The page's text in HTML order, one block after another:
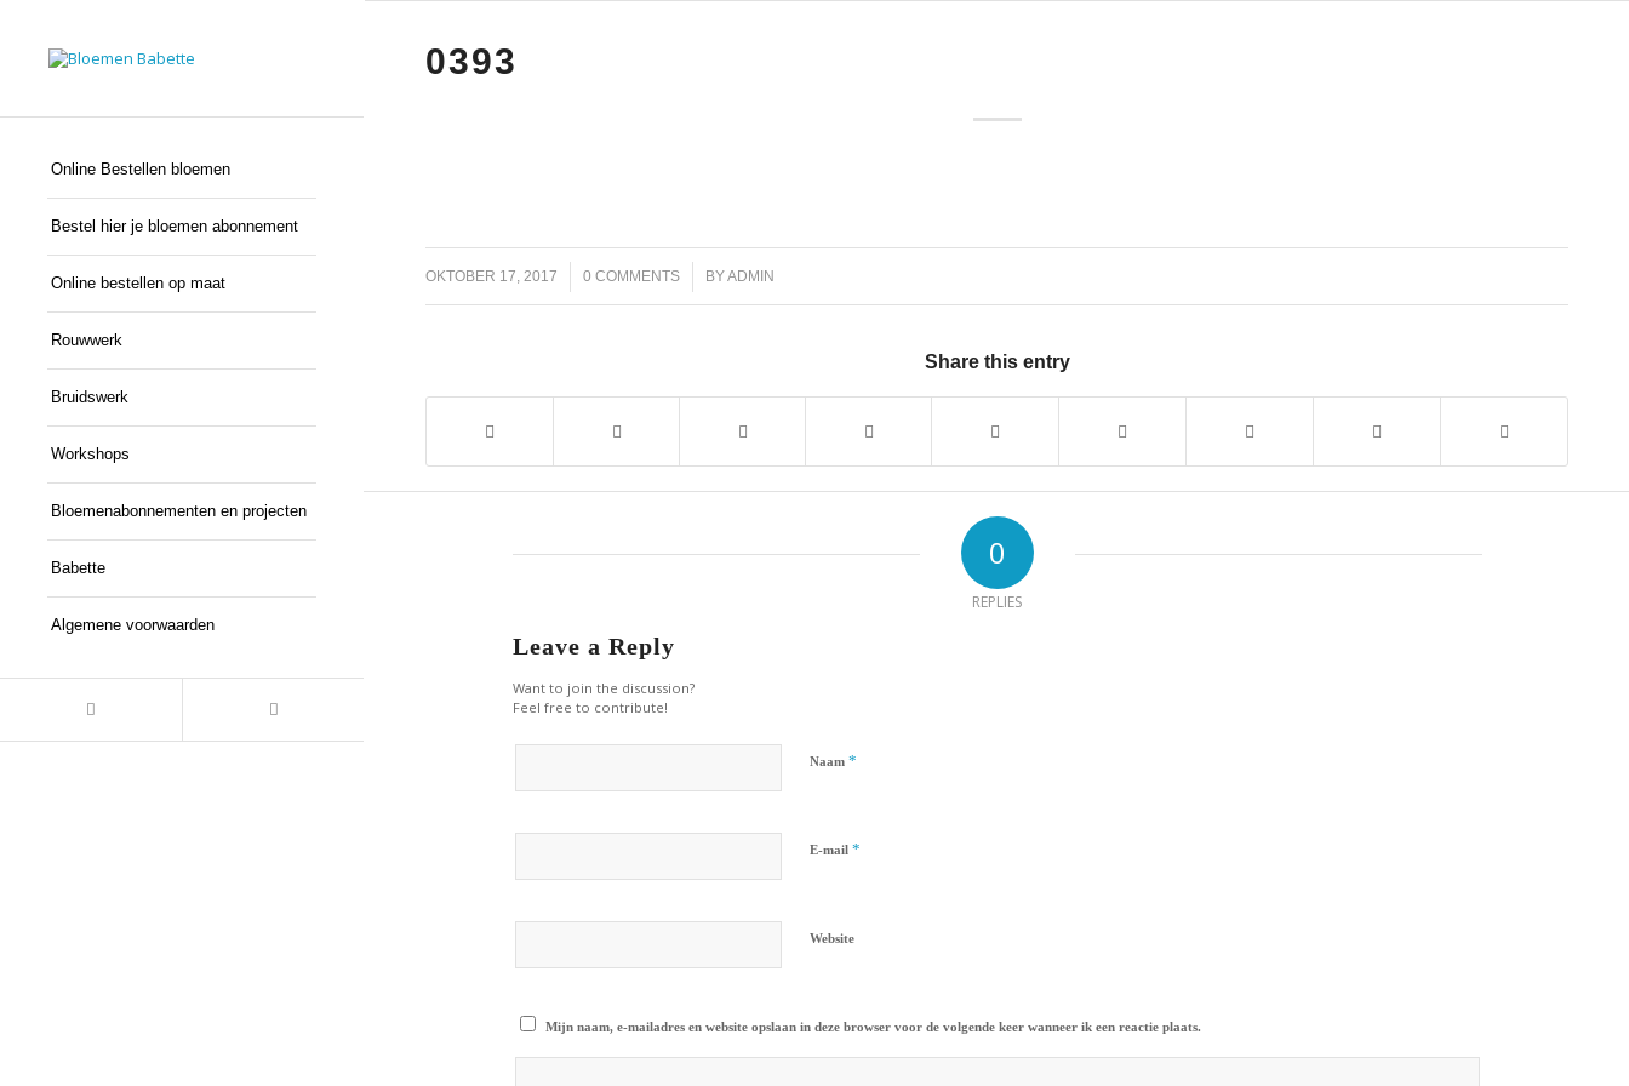
Online Bestellen bloemen
Bestel hier je bloemen abonnement
Online bestellen op maat
Rouwwerk
Bruidswerk
Workshops
Bloemenabonnementen en projecten
Babette
Algemene voorwaarden
0393
OKTOBER 17, 2017 0 COMMENTS
/ BYADMIN
Share this entry
0
REPLIES
Leave a Reply
Want to join the discussion?
Feel free to contribute!
Naam *
E-mail *
Website
Mijn naam, e-mailadres en website opslaan in deze browser voor de volgende keer wanneer ik een reactie plaats.